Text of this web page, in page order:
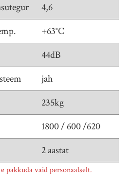
4,6
+63°C
44dB
jah
235kg
1800 / 600 /620
2 aastat
pakkuda vaid personaalselt.